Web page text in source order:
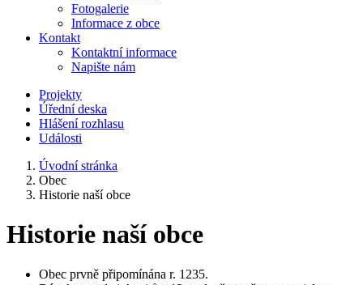
Fotogalerie
Informace z obce
Kontakt
Kontaktní informace
Napište nám
Projekty
Úřední deska
Hlášení rozhlasu
Události
Úvodní stránka
Obec
Historie naší obce
Historie naší obce
Obec prvně připomínána r. 1235.